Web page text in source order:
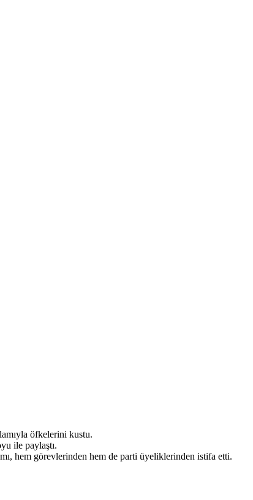
öfkelerini kustu.
ile paylaştı.
hem görevlerinden hem de parti üyeliklerinden istifa etti.